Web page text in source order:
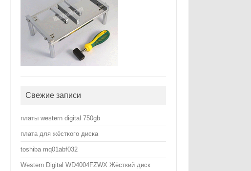
Свежие записи
платы western digital 750gb
плата для жёсткого диска
toshiba mq01abf032
Western Digital WD4004FZWX Жёсткий диск